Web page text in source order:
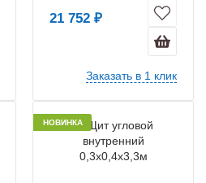
21 752 ₽
Заказать в 1 клик
НОВИНКА